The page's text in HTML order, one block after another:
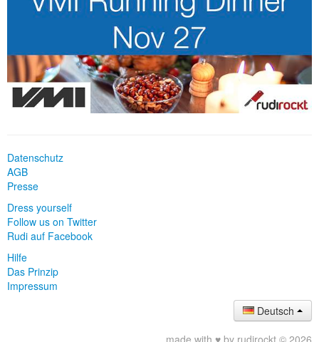
Datenschutz
AGB
Presse
Dress yourself
Follow us on Twitter
Rudi auf Facebook
Hilfe
Das Prinzip
Impressum
Deutsch